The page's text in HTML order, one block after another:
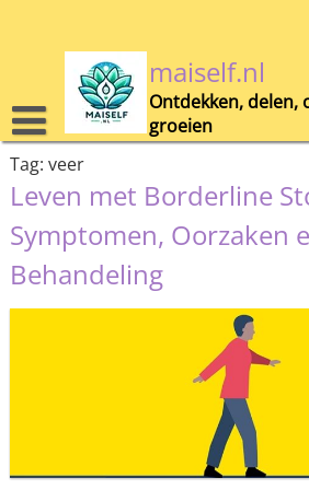
maiself.nl
Ontdekken, delen,
groeien
Tag: veer
Leven met Borderline
Symptomen, Oorzaken
Behandeling